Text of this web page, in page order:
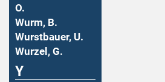
O.
Wurm, B.
Wurstbauer, U.
Wurzel, G.
Y